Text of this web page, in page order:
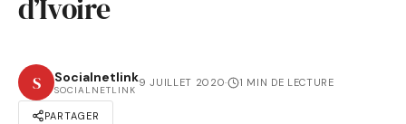
d’Ivoire
S Socialnetlink
SOCIALNETLINK
9 JUILLET 2020· 1 MIN DE LECTURE
PARTAGER